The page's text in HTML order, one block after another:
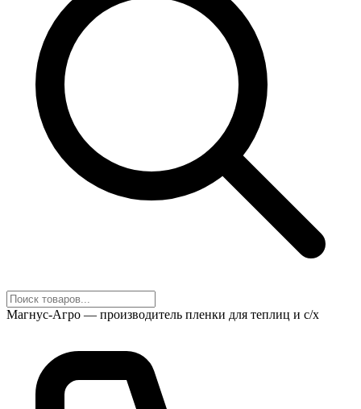
Магнус-Агро — производитель пленки для теплиц и с/х